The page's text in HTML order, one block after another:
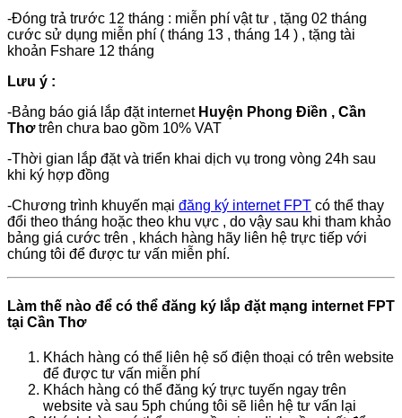
-Đóng trả trước 12 tháng : miễn phí vật tư , tặng 02 tháng
cước sử dụng miễn phí ( tháng 13 , tháng 14 ) , tặng tài
khoản Fshare 12 tháng
Lưu ý :
-Bảng báo giá lắp đặt internet Huyện Phong Điền , Cần
Thơtrên chưa bao gồm 10% VAT
-Thời gian lắp đặt và triển khai dịch vụ trong vòng 24h sau
khi ký hợp đồng
-Chương trình khuyến mại đăng ký internet FPT có thể thay
đổi theo tháng hoặc theo khu vực , do vậy sau khi tham khảo
bảng giá cước trên , khách hàng hãy liên hệ trực tiếp với
chúng tôi để được tư vấn miễn phí.
Làm thế nào để có thể đăng ký lắp đặt mạng internet FPT
tại Cần Thơ
Khách hàng có thể liên hệ số điện thoại có trên website
để được tư vấn miễn phí
Khách hàng có thể đăng ký trực tuyến ngay trên
website và sau 5ph chúng tôi sẽ liên hệ tư vấn lại